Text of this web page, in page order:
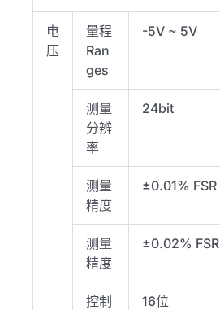
电
压
量程
Ran
ges
-5V ~ 5V
测量
分辨
率
24bit
测量
精度
±0.01% FSR
测量
精度
±0.02% FSR
控制
16位